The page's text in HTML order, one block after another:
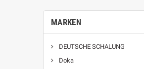
MARKEN
DEUTSCHE SCHALUNG
Doka